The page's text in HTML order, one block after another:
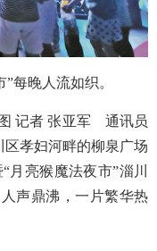
每晚人流如织。
图 记者 张亚军 通讯员
孝妇河畔的柳泉广场
月亮猴魔法夜市”淄川
声鼎沸，一片繁华热